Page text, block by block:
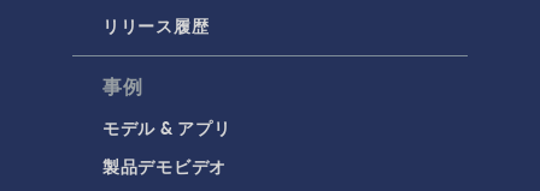
リリース履歴
事例
モデル & アプリ
製品デモビデオ